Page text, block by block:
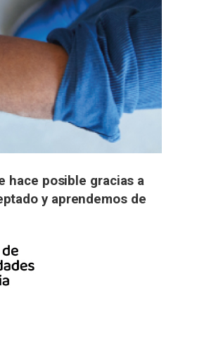
hace posible gracias a
y aprendemos de